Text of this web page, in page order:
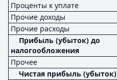
Проценты к уплате
Прочие доходы
Прочие расходы
Прибыль (убыток) до
налогообложения
Прочее
Чистая прибыль (убыток)